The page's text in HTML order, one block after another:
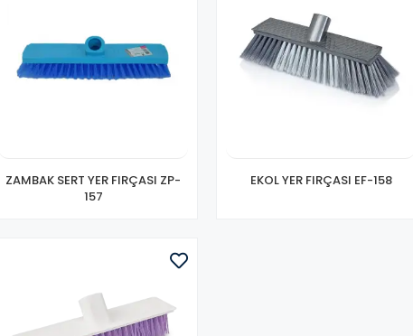
ZAMBAK SERT YER FIRÇASI ZP-
157
EKOL YER FIRÇASI EF-158